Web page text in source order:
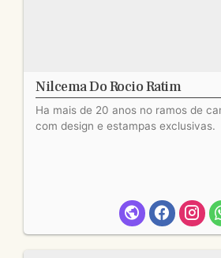
Nilcema Do Rocio Ratim
Ha mais de 20 anos no ramos de
com design e estampas exclusivas.